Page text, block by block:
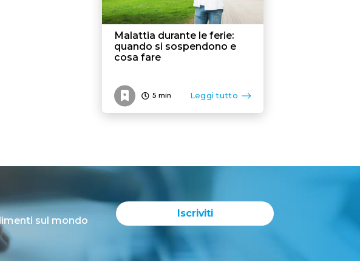
Malattia durante le ferie:
quando si sospendono e
cosa fare
5 min Leggi tutto
sul mondo
Iscriviti